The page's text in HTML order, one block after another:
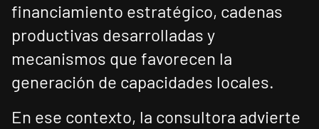
financiamiento estratégico, cadenas
productivas desarrolladas y
mecanismos que favorecen la
generación de capacidades locales.
En ese contexto, la consultora advierte